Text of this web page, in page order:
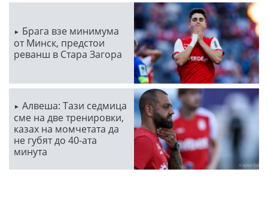
Брага взе минимума
от Минск, предстои
реванш в Стара Загора
Алвеша: Тази седмица
сме на две тренировки,
казах на момчетата да
не губят до 40-ата
минута